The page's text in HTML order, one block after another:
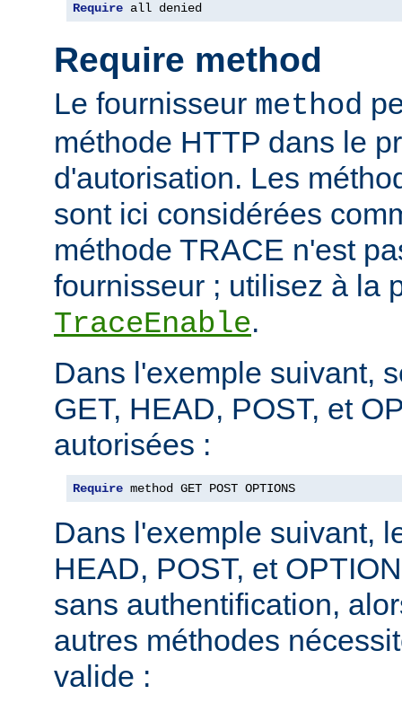
Require all denied
Require method
Le fournisseur method
méthode HTTP dans le
d'autorisation. Les
sont ici considérées
méthode TRACE n'est
fournisseur ; utilisez à la
TraceEnable.
Dans l'exemple suivant,
GET, HEAD, POST, et
autorisées :
Require method GET POST OPTIONS
Dans l'exemple suivant,
HEAD, POST, et
sans authentification,
autres méthodes
valide :